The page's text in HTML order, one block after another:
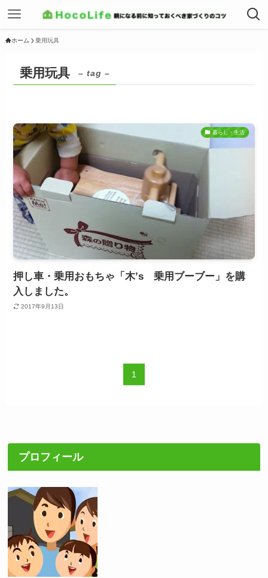
ホーム 乗用玩具
乗用玩具 – tag –
暮らし・生活
押し車・乗用おもちゃ「木’s 乗用ブーブー」を購
入しました。
2017年9月13日
1
プロフィール